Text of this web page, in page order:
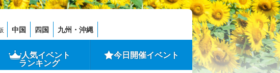
中国 四国 九州・沖縄
人気イベント
ランキング
今日開催イベント